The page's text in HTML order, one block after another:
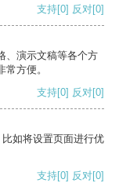
支持[0] 反对[0]
、演示文稿等各个方
方便。
支持[0] 反对[0]
如将设置页面进行优
支持[0] 反对[0]